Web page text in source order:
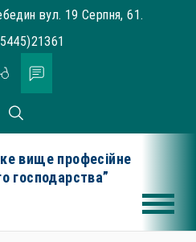
вул. 19 Серпня, 61.
вище професійне
господарства”